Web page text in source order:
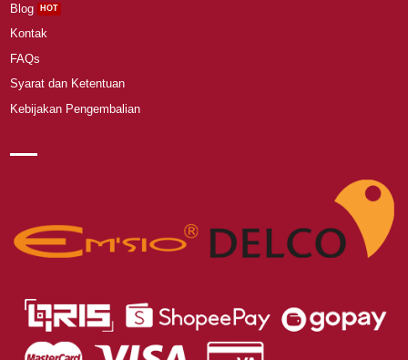
Blog
Kontak
FAQs
Syarat dan Ketentuan
Kebijakan Pengembalian